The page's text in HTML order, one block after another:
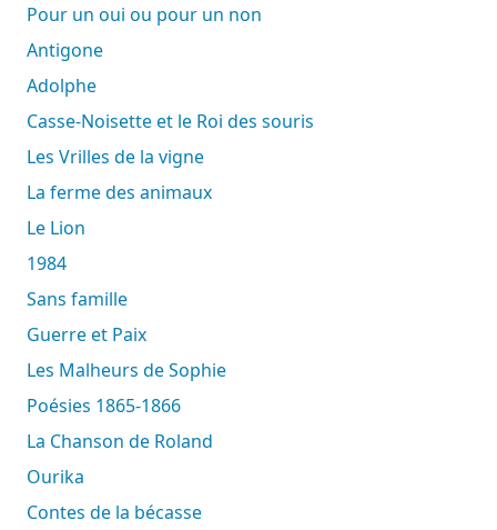
Pour un oui ou pour un non
Antigone
Adolphe
Casse-Noisette et le Roi des souris
Les Vrilles de la vigne
La ferme des animaux
Le Lion
1984
Sans famille
Guerre et Paix
Les Malheurs de Sophie
Poésies 1865-1866
La Chanson de Roland
Ourika
Contes de la bécasse